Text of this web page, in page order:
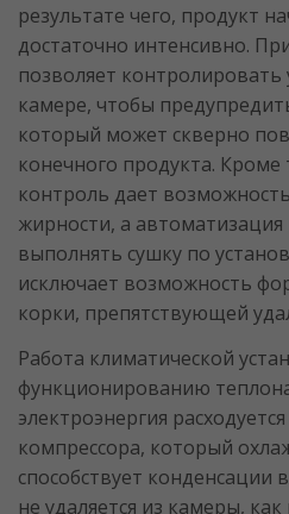
результате чего, продукт
достаточно интенсивно.
позволяет
камере, чтобы
который может скверно
конечного продукта.
контроль дает
жирности, а автоматизация
выполнять сушку по
исключает возможность
корки, препятствующей
Работа климатической
функционированию
электроэнергия
компрессора, который
способствует конденсации
не удаляется из камеры,